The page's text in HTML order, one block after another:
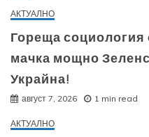
АКТУАЛНО
Гореща социология
мачка мощно
Украйна!
август 7, 2026 1 min read
АКТУАЛНО